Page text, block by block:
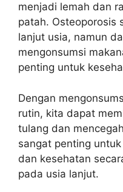
menjadi lemah dan
patah. Osteoporosis
lanjut usia, namun
mengonsumsi
penting untuk
Dengan
rutin, kita dapat
tulang dan
sangat penting
dan kesehatan
pada usia lanjut.